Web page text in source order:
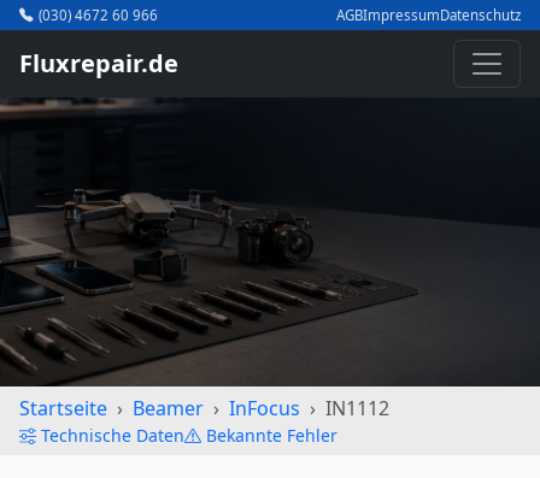
(030) 4672 60 966 AGBImpressumDatenschutz
Fluxrepair.de
Startseite Beamer InFocus IN1112
Technische Daten Bekannte Fehler